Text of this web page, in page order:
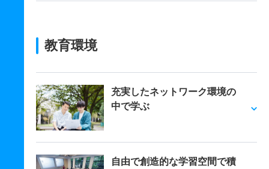
教育環境
充実したネットワーク環境の
中で学ぶ
自由で創造的な学習空間で積